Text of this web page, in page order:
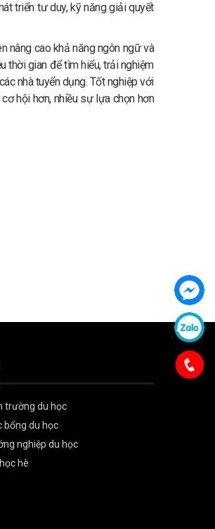
triển tư duy, kỹ năng giải quyết
nâng cao khả năng ngôn ngữ và
thời gian để tìm hiểu, trải nghiệm
nhà tuyển dụng. Tốt nghiệp với
hội hơn, nhiều sự lựa chọn hơn
trường du học
bổng du học
nghiệp du học
hè